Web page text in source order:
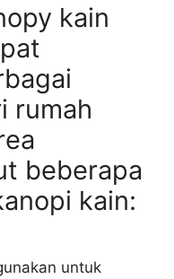
kain
rumah
beberapa
kain:
untuk